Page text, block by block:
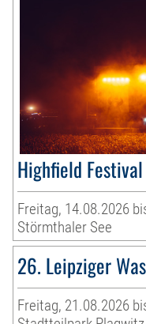
Highfield
Freitag, 14.08.2026
Störmthaler See
26. Leipziger
Freitag, 21.08.2026